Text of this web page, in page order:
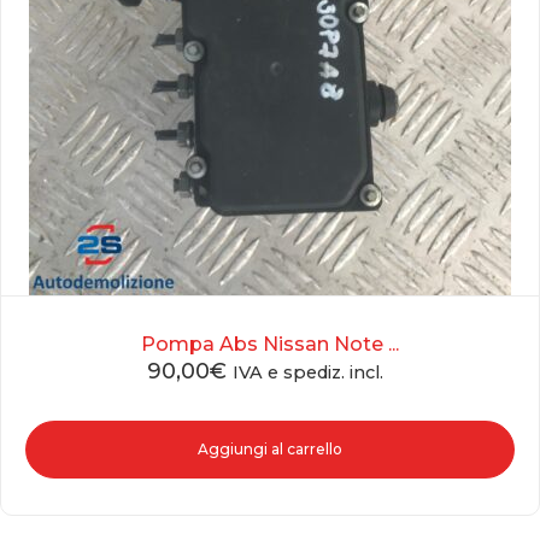
Pompa Abs Nissan Note ...
90,00€ IVA e spediz. incl.
Aggiungi al carrello